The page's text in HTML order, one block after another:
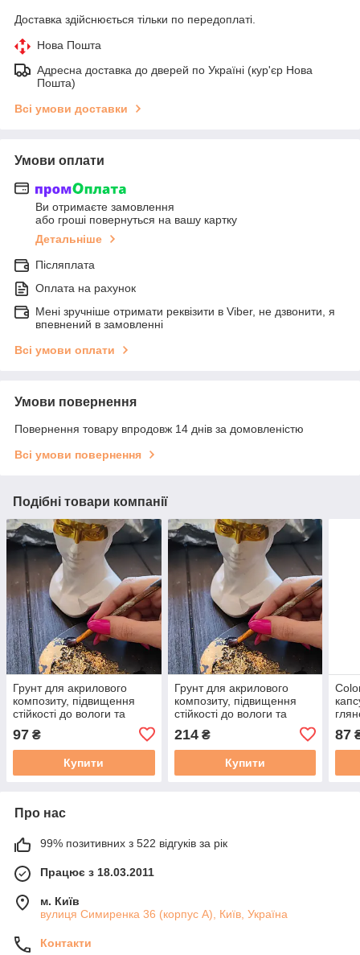
Доставка здійснюється тільки по передоплаті.
Нова Пошта
Адресна доставка до дверей по Україні (кур'єр Нова
Пошта)
Всі умови доставки
Умови оплати
Ви отримаєте замовлення
або гроші повернуться на вашу картку
Детальніше
Післяплата
Оплата на рахунок
Мені зручніше отримати реквізити в Viber, не дзвонити, я
впевнений в замовленні
Всі умови оплати
Умови повернення
Повернення товару впродовж 14 днів за домовленістю
Всі умови повернення
Подібні товари компанії
Грунт для акрилового
композиту, підвищення
стійкості до вологи та
мл, концентрат
97 ₴
Купити
Грунт для акрилового
композиту, підвищення
стійкості до вологи та
мл, концентрат
214₴
Купити
87
Про нас
99% позитивних з 522 відгуків за рік
Працює з 18.03.2011
м. Київ
вулиця Симиренка 36 (корпус А), Київ, Україна
Контакти